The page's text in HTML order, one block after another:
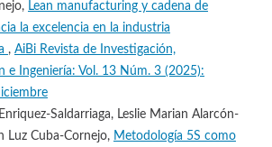
Lean manufacturing y cadena de
la excelencia en la industria
, AiBi Revista de Investigación,
e Ingeniería: Vol. 13 Núm. 3 (2025):
Saldarriaga, Leslie Marian Alarcón-
Luz Cuba-Cornejo, Metodología 5S como